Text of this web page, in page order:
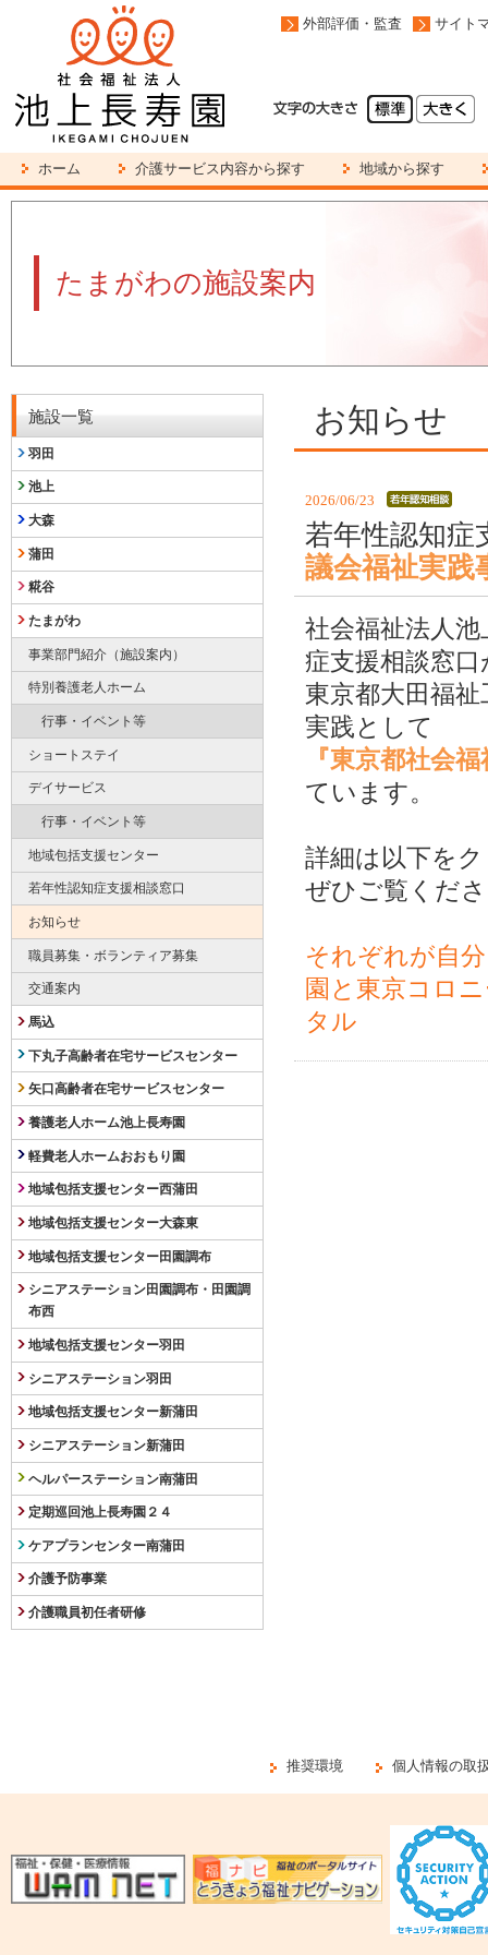
外部評価・監査 サイト
ホーム 介護サービス内容から探す 地域から探す
たまがわの施設案内
お知らせ
2026/06/23
若年性認知症
議会福祉実践
社会福祉法人
症支援相談窓口
東京都大田福
実践として
『東京都社会
ています。
詳細は以下を
ぜひご覧くだ
それぞれが自
園と東京コロ
タル
施設一覧
羽田
池上
大森
蒲田
糀谷
たまがわ
事業部門紹介（施設案内）
特別養護老人ホーム
行事・イベント等
ショートステイ
デイサービス
行事・イベント等
地域包括支援センター
若年性認知症支援相談窓口
お知らせ
職員募集・ボランティア募集
交通案内
馬込
下丸子高齢者在宅サービスセンター
矢口高齢者在宅サービスセンター
養護老人ホーム池上長寿園
軽費老人ホームおおもり園
地域包括支援センター西蒲田
地域包括支援センター大森東
地域包括支援センター田園調布
シニアステーション田園調布・田園調
布西
地域包括支援センター羽田
シニアステーション羽田
地域包括支援センター新蒲田
シニアステーション新蒲田
ヘルパーステーション南蒲田
定期巡回池上長寿園２４
ケアプランセンター南蒲田
介護予防事業
介護職員初任者研修
推奨環境 個人情報の取